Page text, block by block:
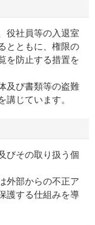
役社員等の入退室
とともに、権限の
を防止する措置を
及び書類等の盗難
講じています。
びその取り扱う個
外部からの不正ア
護する仕組みを導